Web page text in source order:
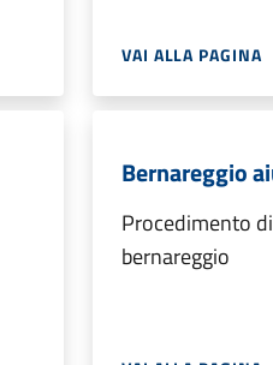
VAI ALLA PAGINA
Bernareggio
Procedimento
bernareggio